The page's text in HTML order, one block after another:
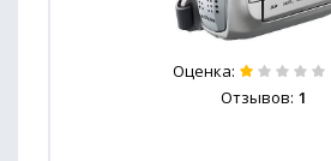
Оценка:
Отзывов: 1